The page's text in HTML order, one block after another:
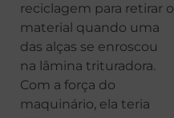
reciclagem para retirar o
material quando uma
das alças se enroscou
na lâmina trituradora.
Com a força do
maquinário, ela teria